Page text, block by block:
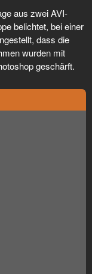
aus zwei AVI-
belichtet, bei einer
dass die
wurden mit
geschärft.